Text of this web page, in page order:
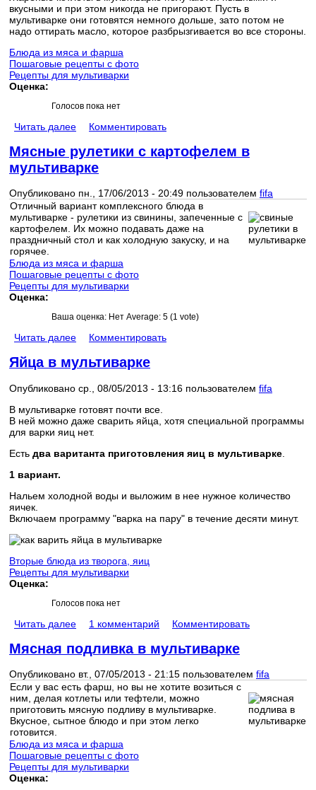
вкусными и при этом никогда не пригорают. Пусть в
мультиварке они готовятся немного дольше, зато потом не
надо оттирать масло, которое разбрызгивается во все стороны.
Блюда из мяса и фарша
Пошаговые рецепты с фото
Рецепты для мультиварки
Оценка:
Голосов пока нет
Читать далее Комментировать
Мясные рулетики с картофелем в
мультиварке
Опубликовано пн., 17/06/2013 - 20:49 пользователем fifa
Отличный вариант комплексного блюда в
мультиварке - рулетики из свинины, запеченные с
картофелем. Их можно подавать даже на
праздничный стол и как холодную закуску, и на
горячее.
Блюда из мяса и фарша
Пошаговые рецепты с фото
Рецепты для мультиварки
Оценка:
Ваша оценка: Нет Average: 5 (1 vote)
Читать далее Комментировать
Яйца в мультиварке
Опубликовано ср., 08/05/2013 - 13:16 пользователем fifa
В мультиварке готовят почти все.
В ней можно даже сварить яйца, хотя специальной программы
для варки яиц нет.
Есть два ваританта приготовления яиц в мультиварке
1 вариант.
Нальем холодной воды и выложим в нее нужное количество
яичек.
Включаем программу "варка на пару" в течение десяти минут.
Вторые блюда из творога, яиц
Рецепты для мультиварки
Оценка:
Голосов пока нет
Читать далее 1 комментарий Комментировать
Мясная подливка в мультиварке
Опубликовано вт., 07/05/2013 - 21:15 пользователем fifa
Если у вас есть фарш, но вы не хотите возиться с
ним, делая котлеты или тефтели, можно
приготовить мясную подливу в мультиварке.
Вкусное, сытное блюдо и при этом легко
готовится.
Блюда из мяса и фарша
Пошаговые рецепты с фото
Рецепты для мультиварки
Оценка: